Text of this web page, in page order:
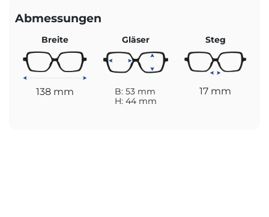
Abmessungen
Breite
138 mm
Gläser
B: 53 mm
H: 44 mm
Steg
17 mm